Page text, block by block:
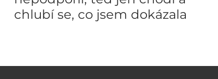
chlubí se, co jsem dokázala